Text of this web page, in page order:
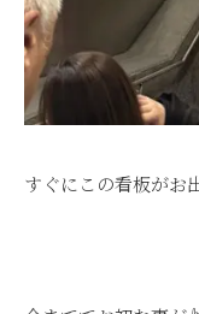
すぐにこの看板がお